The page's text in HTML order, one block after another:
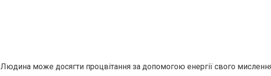
Людина може досягти процвітання за допомогою енергії свого мислення,